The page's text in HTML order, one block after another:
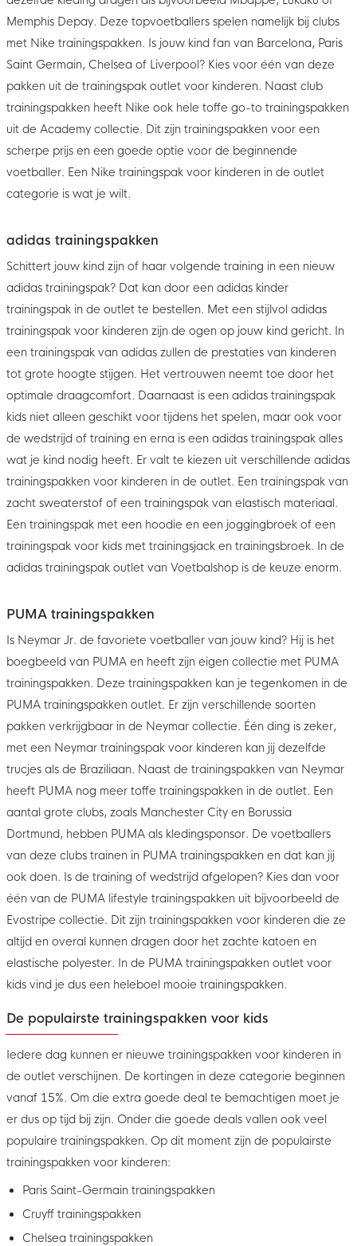
Memphis Depay. Deze topvoetballers spelen namelijk bij clubs
met Nike trainingspakken. Is jouw kind fan van Barcelona, Paris
Saint Germain, Chelsea of Liverpool? Kies voor één van deze
pakken uit de trainingspak outlet voor kinderen. Naast club
trainingspakken heeft Nike ook hele toffe go-to trainingspakken
uit de Academy collectie. Dit zijn trainingspakken voor een
scherpe prijs en een goede optie voor de beginnende
voetballer. Een Nike trainingspak voor kinderen in de outlet
categorie is wat je wilt.
adidas trainingspakken
Schittert jouw kind zijn of haar volgende training in een nieuw
adidas trainingspak? Dat kan door een adidas kinder
trainingspak in de outlet te bestellen. Met een stijlvol adidas
trainingspak voor kinderen zijn de ogen op jouw kind gericht. In
een trainingspak van adidas zullen de prestaties van kinderen
tot grote hoogte stijgen. Het vertrouwen neemt toe door het
optimale draagcomfort. Daarnaast is een adidas trainingspak
kids niet alleen geschikt voor tijdens het spelen, maar ook voor
de wedstrijd of training en erna is een adidas trainingspak alles
wat je kind nodig heeft. Er valt te kiezen uit verschillende adidas
trainingspakken voor kinderen in de outlet. Een trainingspak van
zacht sweaterstof of een trainingspak van elastisch materiaal.
Een trainingspak met een hoodie en een joggingbroek of een
trainingspak voor kids met trainingsjack en trainingsbroek. In de
adidas trainingspak outlet van Voetbalshop is de keuze enorm.
PUMA trainingspakken
Is Neymar Jr. de favoriete voetballer van jouw kind? Hij is het
boegbeeld van PUMA en heeft zijn eigen collectie met PUMA
trainingspakken. Deze trainingspakken kan je tegenkomen in de
PUMA trainingspakken outlet. Er zijn verschillende soorten
pakken verkrijgbaar in de Neymar collectie. Één ding is zeker,
met een Neymar trainingspak voor kinderen kan jij dezelfde
trucjes als de Braziliaan. Naast de trainingspakken van Neymar
heeft PUMA nog meer toffe trainingspakken in de outlet. Een
aantal grote clubs, zoals Manchester City en Borussia
Dortmund, hebben PUMA als kledingsponsor. De voetballers
van deze clubs trainen in PUMA trainingspakken en dat kan jij
ook doen. Is de training of wedstrijd afgelopen? Kies dan voor
één van de PUMA lifestyle trainingspakken uit bijvoorbeeld de
Evostripe collectie. Dit zijn trainingspakken voor kinderen die ze
altijd en overal kunnen dragen door het zachte katoen en
elastische polyester. In de PUMA trainingspakken outlet voor
kids vind je dus een heleboel mooie trainingspakken.
De populairste trainingspakken voor kids
Iedere dag kunnen er nieuwe trainingspakken voor kinderen in
de outlet verschijnen. De kortingen in deze categorie beginnen
vanaf 15%. Om die extra goede deal te bemachtigen moet je
er dus op tijd bij zijn. Onder die goede deals vallen ook veel
populaire trainingspakken. Op dit moment zijn de populairste
trainingspakken voor kinderen:
Paris Saint-Germain trainingspakken
Cruyff trainingspakken
Chelsea trainingspakken